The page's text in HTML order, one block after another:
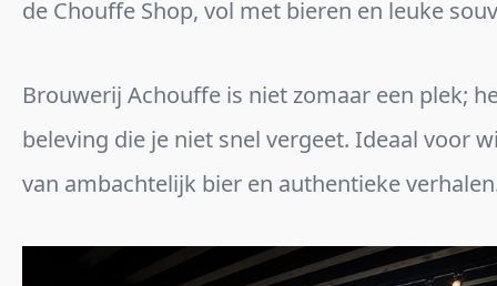
de Chouffe Shop, vol met bieren en leuke
Brouwerij Achouffe is niet zomaar een plek;
beleving die je niet snel vergeet. Ideaal voor
van ambachtelijk bier en authentieke